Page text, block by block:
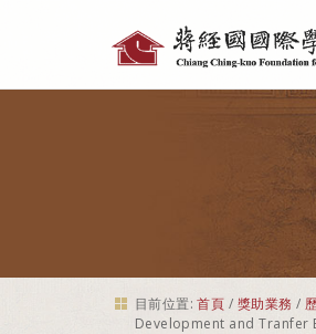
具
目前位置: 首頁 / 獎助業務 /
Development and Tranfer